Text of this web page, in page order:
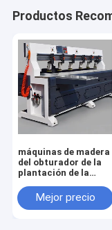
Productos
máquinas de madera
del obturador de la
plantación de la
cabeza de taladro de
la perforación de la
Mejor precio